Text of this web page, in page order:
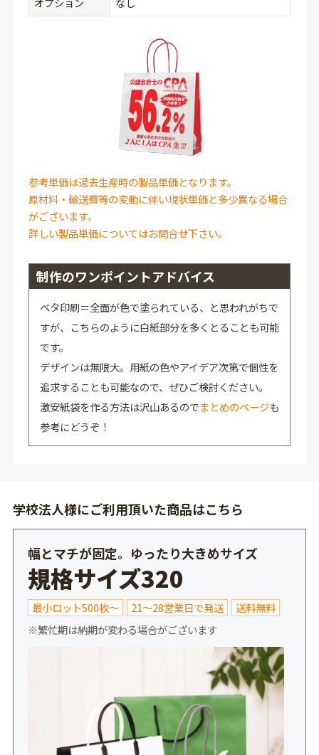
参考単価は過去生産時の製品単価となります。
原材料・輸送費等の変動に伴い現状単価と多少異なる場合
がございます。
詳しい製品単価についてはお問合せ下さい。
制作のワンポイントアドバイス
ベタ印刷＝全面が色で塗られている、と思われがちで
すが、こちらのように白紙部分を多くとることも可能
です。
デザインは無限大。用紙の色やアイデア次第で個性を
追求することも可能なので、ぜひご検討ください。
激安紙袋を作る方法は沢山あるのでまとめのページも
参考にどうぞ！
学校法人様にご利用頂いた商品はこちら
幅とマチが固定。ゆったり大きめサイズ
規格サイズ320
最小ロット500枚～ 21～28営業日で発送
送料無料
※繁忙期は納期が変わる場合がございます